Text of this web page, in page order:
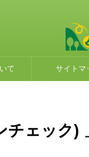
て サイトマ
チェック)